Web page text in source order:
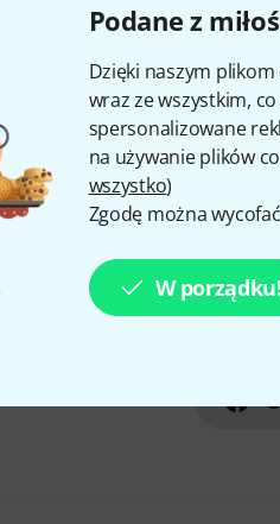
Podane z
Dzięki naszym
wraz ze wszystkim,
spersonalizowane
na używanie plików
wszystko)
Zgodę można
W porządku!
Czy